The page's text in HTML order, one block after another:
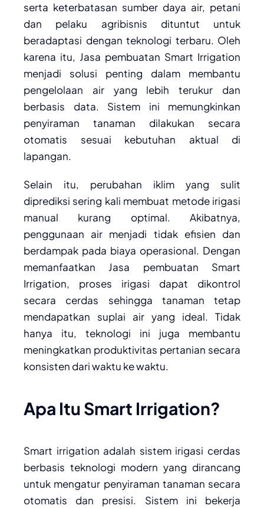
serta keterbatasan sumber daya air, petani
dan pelaku agribisnis dituntut untuk
beradaptasi dengan teknologi terbaru. Oleh
karena itu, Jasa pembuatan Smart Irrigation
menjadi solusi penting dalam membantu
pengelolaan air yang lebih terukur dan
berbasis data. Sistem ini memungkinkan
penyiraman tanaman dilakukan secara
otomatis sesuai kebutuhan aktual di
lapangan.
Selain itu, perubahan iklim yang sulit
diprediksi sering kali membuat metode irigasi
manual kurang optimal. Akibatnya,
penggunaan air menjadi tidak efisien dan
berdampak pada biaya operasional. Dengan
memanfaatkan Jasa pembuatan Smart
Irrigation, proses irigasi dapat dikontrol
secara cerdas sehingga tanaman tetap
mendapatkan suplai air yang ideal. Tidak
hanya itu, teknologi ini juga membantu
meningkatkan produktivitas pertanian secara
konsisten dari waktu ke waktu.
Apa Itu Smart Irrigation?
Smart irrigation adalah sistem irigasi cerdas
berbasis teknologi modern yang dirancang
untuk mengatur penyiraman tanaman secara
otomatis dan presisi. Sistem ini bekerja